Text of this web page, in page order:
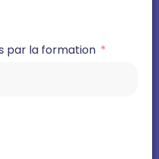
par la formation